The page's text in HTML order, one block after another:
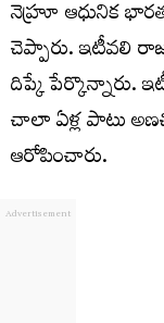
నెహ్రూ ఆధునిక
చెప్పారు. ఇటీవలి
దిప్కే పేర్కొన్నారు.
చాలా ఏళ్ల పాటు
ఆరోపించారు.